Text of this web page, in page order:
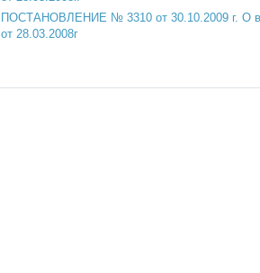
ПОСТАНОВЛЕНИЕ № 3310 от 30.10.2009 г. О
от 28.03.2008г